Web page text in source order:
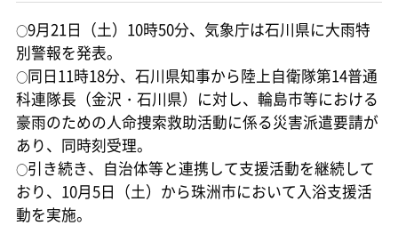
○9月21日（土）10時50分、気象庁は石川県に大雨特
別警報を発表。
○同日11時18分、石川県知事から陸上自衛隊第14普通
科連隊長（金沢・石川県）に対し、輪島市等における
豪雨のための人命捜索救助活動に係る災害派遣要請が
あり、同時刻受理。
○引き続き、自治体等と連携して支援活動を継続して
おり、10月5日（土）から珠洲市において入浴支援活
動を実施。